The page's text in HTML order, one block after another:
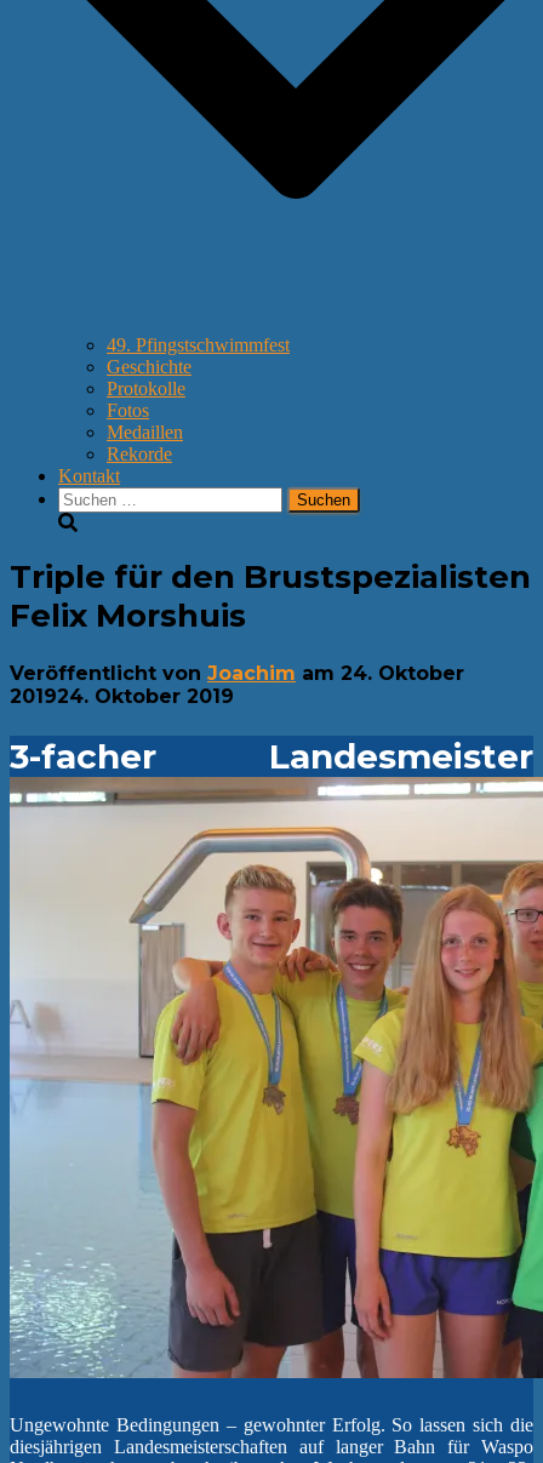
49. Pfingstschwimmfest
Geschichte
Protokolle
Fotos
Medaillen
Rekorde
Kontakt
Suchen
nach:
Triple für den Brustspezialisten
Felix Morshuis
Veröffentlicht von Joachim am 24. Oktober
201924. Oktober 2019
3-facher Landesmeister
Ungewohnte Bedingungen – gewohnter Erfolg. So lassen sich die
diesjährigen Landesmeisterschaften auf langer Bahn für Waspo